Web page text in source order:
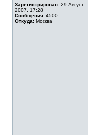
Зарегистрирован: 29 Август
2007, 17:28
Сообщения: 4500
Откуда: Москва